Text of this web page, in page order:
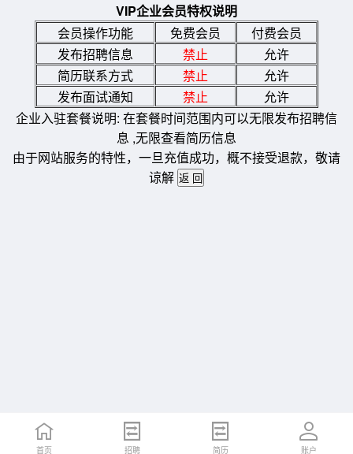
VIP企业会员特权说明
会员操作功能
免费会员
付费会员
发布招聘信息
禁止
允许
简历联系方式
禁止
允许
发布面试通知
禁止
允许
企业入驻套餐说明: 在套餐时间范围内可以无限发布招聘信
息 ,无限查看简历信息
由于网站服务的特性，一旦充值成功，概不接受退款，敬请
谅解
首页 招聘 简历 账户